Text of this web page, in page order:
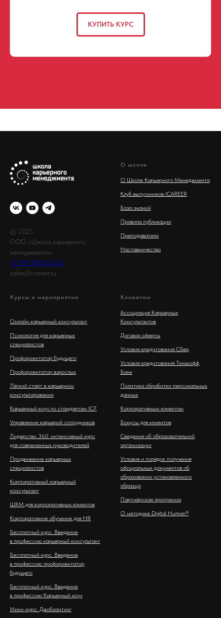
КУПИТЬ КУРС
© 2025
ООО «Школа карьерного
менеджмента»
+7 991 898 86 83
sales@icareer.ru
О школе
О Школе Карьерного Менеджмента
Клуб выпускников ICAREER
База знаний
Правила публикации
Преподаватели
Наставничество
Курсы и мероприятия
Онлайн карьерный консультант
Психология для карьерных
специалистов
Профориентатор будущего
Профориентатор взрослых
Лёгкий старт в карьерном
консультировании
Карьерный коуч по стандартам ICF
Управление карьерой сотрудников
Лидерство 360: интенсивный курс
для современных руководителей
Продвижение карьерных
специалистов
Корпоративный карьерный
консультант
ШКМ для корпоративных клиентов
Корпоративное обучение для HR
Бесплатный курс. Введение
в профессию карьерный консультант
Бесплатный курс. Введение
в профессию профориентатор
будущего
Бесплатный курс. Введение
в профессию Карьерный коуч
Мини-курс. Джобхантинг
Клиентам
Ассоциация Карьерных
Консультантов
Договор оферты
Условия кредитования Сбер
Условия кредитования Тинькофф
Банк
Политика обработки персональных
данных
Корпоративным клиентам
Бонусы для клиентов
Сведения об образовательной
организации
Условия и порядок получения
официальных документов об
образовании установленного
образца
Партнёрская программа
О методике Digital Human®